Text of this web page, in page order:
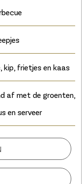
kip, frietjes en kaas
af met de groenten,
en serveer